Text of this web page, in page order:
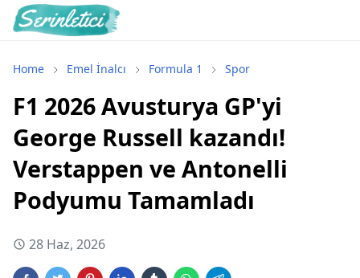
Home Emel İnalcı Formula 1 Spor
F1 2026 Avusturya GP'yi
George Russell kazandı!
Verstappen ve Antonelli
Podyumu Tamamladı
28 Haz, 2026